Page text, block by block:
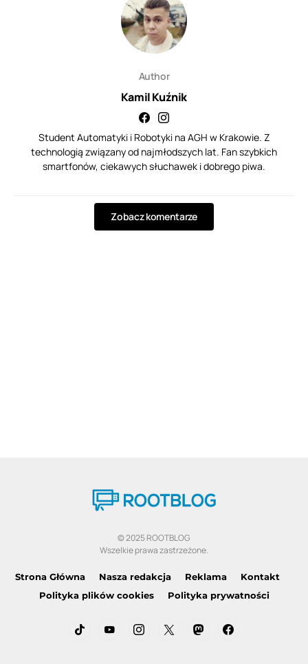
Author
Kamil Kuźnik
Student Automatyki i Robotyki na AGH w Krakowie. Z
technologią związany od najmłodszych lat. Fan szybkich
smartfonów, ciekawych słuchawek i dobrego piwa.
Zobacz komentarze
© 2025 ROOTBLOG
Wszelkie prawa zastrzeżone.
Strona Główna Nasza redakcja Reklama
Kontakt
Polityka plików cookies
Polityka prywatności